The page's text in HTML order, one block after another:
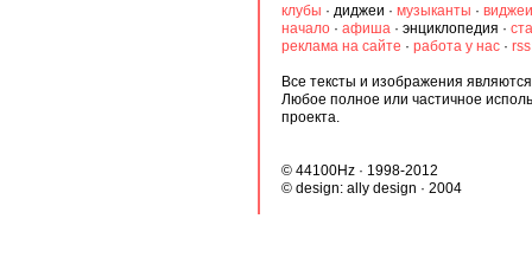
клубы · диджеи · музыканты · виджеи
начало · афиша · энциклопедия ·
реклама на сайте · работа у нас ·
Все тексты и изображения
Любое полное или частичное
проекта.
© 44100Hz · 1998-2012
© design: ally design · 2004